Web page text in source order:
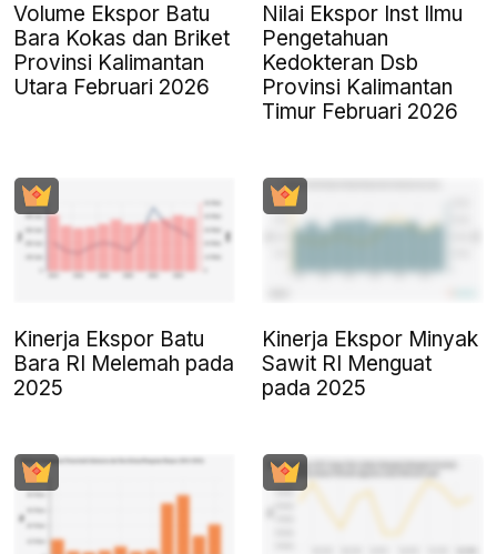
Volume Ekspor Batu
Bara Kokas dan Briket
Provinsi Kalimantan
Utara Februari 2026
Nilai Ekspor Inst Ilmu
Pengetahuan
Kedokteran Dsb
Provinsi Kalimantan
Timur Februari 2026
Kinerja Ekspor Batu
Bara RI Melemah pada
2025
Kinerja Ekspor Minyak
Sawit RI Menguat
pada 2025